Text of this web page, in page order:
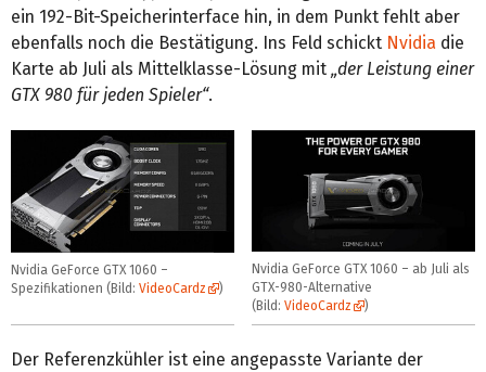
ein 192-Bit-Speicherinterface hin, in dem Punkt fehlt aber
ebenfalls noch die Bestätigung. Ins Feld schickt Nvidia die
Karte ab Juli als Mittelklasse-Lösung mit „der Leistung einer
GTX 980 für jeden Spieler“.
Nvidia GeForce GTX 1060 –
Spezifikationen (Bild: VideoCardz )
Nvidia GeForce GTX 1060 – ab Juli als
GTX-980-Alternative
(Bild: VideoCardz )
Der Referenzkühler ist eine angepasste Variante der